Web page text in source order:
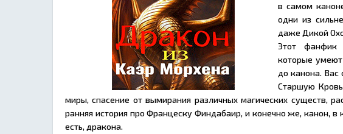
в самом
одни из
даже Дикой
Этот фанфик
которые
до канона. Вас
Старшую
миры, спасение от вымирания различных магических существ,
ранняя история про Францеску Финдабаир, и конечно же, канон, в
есть, дракона.